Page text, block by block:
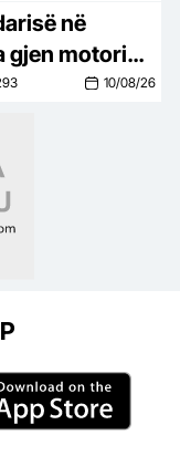
në
gjen motorin
10/08/26